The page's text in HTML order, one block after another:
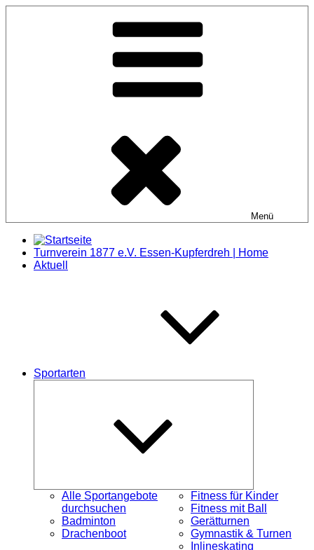
Menü
Turnverein 1877 e.V. Essen-Kupferdreh | Home
Aktuell
Sportarten
Alle Sportangebote
durchsuchen
Badminton
Drachenboot
Fitness für Kinder
Fitness mit Ball
Gerätturnen
Gymnastik & Turnen
Inlineskating